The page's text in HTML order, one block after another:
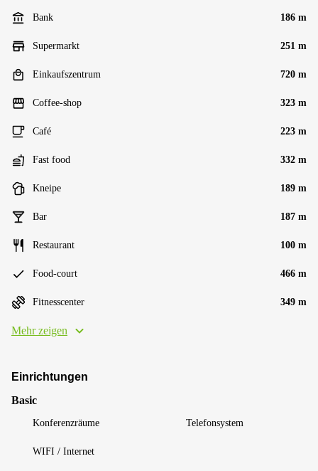
Bank 186 m
Supermarkt 251 m
Einkaufszentrum 720 m
Coffee-shop 323 m
Café 223 m
Fast food 332 m
Kneipe 189 m
Bar 187 m
Restaurant 100 m
Food-court 466 m
Fitnesscenter 349 m
Mehr zeigen
Einrichtungen
Basic
Konferenzräume Telefonsystem
WIFI / Internet